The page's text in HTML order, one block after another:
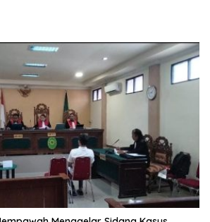
Menggelar Sidang Kasus
Menyeret Edy Mulyadi Sebagai Korban
Pemasok PT. DAB
&
Rajawali Sorot Kasus Oknum
Polisi Di KPK: Perparah
Stigma Korupsi Asia